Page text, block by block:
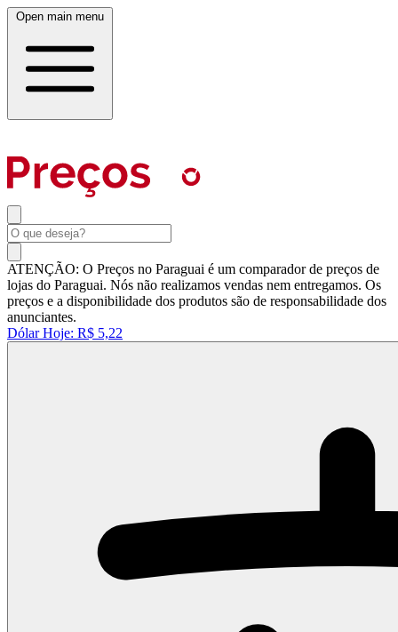
Open main menu
ATENÇÃO: O Preços no Paraguai é um comparador de preços de
lojas do Paraguai. Nós não realizamos vendas nem entregamos. Os
preços e a disponibilidade dos produtos são de responsabilidade dos
anunciantes.
Dólar Hoje: R$ 5,22